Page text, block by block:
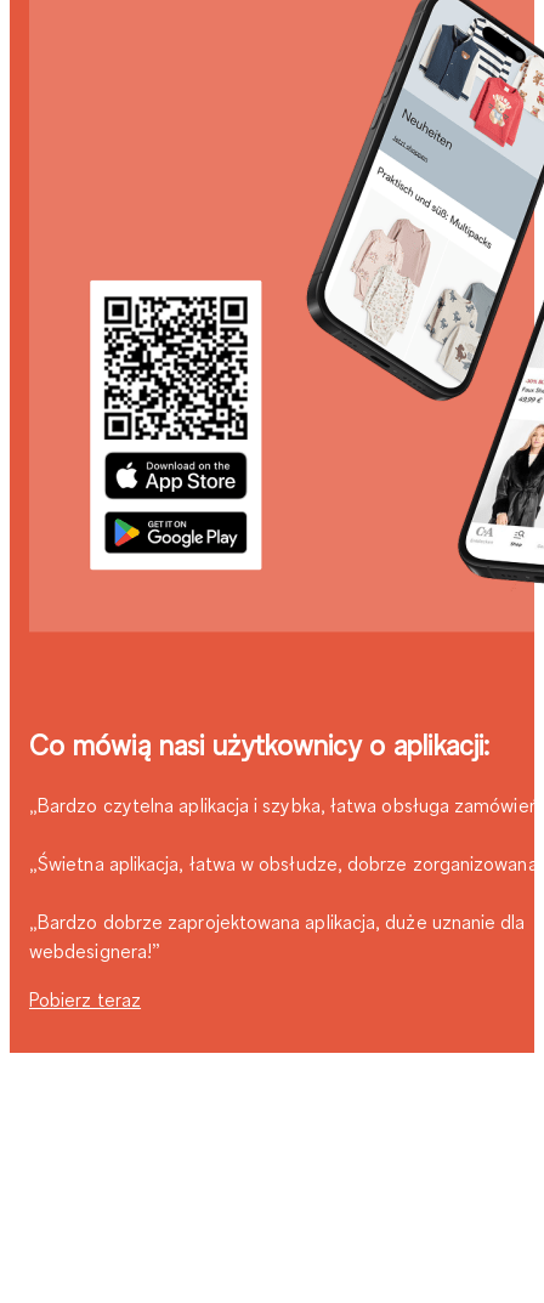
Co mówią nasi użytkownicy o aplikacji:
„Bardzo czytelna aplikacja i szybka, łatwa obsługa
„Świetna aplikacja, łatwa w obsłudze, dobrze
„Bardzo dobrze zaprojektowana aplikacja, duże uznanie dla
webdesignera!”
Pobierz teraz